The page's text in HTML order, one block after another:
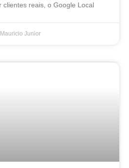
clientes reais, o Google Local
Mauricio Junior